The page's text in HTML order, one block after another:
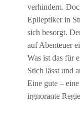
verhindern.
Epileptiker in
sich besorgt.
auf Abenteuer
Was ist das für
Stich lässt und
Eine gute –
irgnorante